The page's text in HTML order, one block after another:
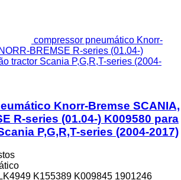
compressor pneumático Knorr-
BREMSE R-series (01.04-)
tractor Scania P,G,R,T-series (2004-
Knorr-Bremse SCANIA,
R-series (01.04-) K009580 para
P,G,R,T-series (2004-2017)
K155389 K009845 1901246